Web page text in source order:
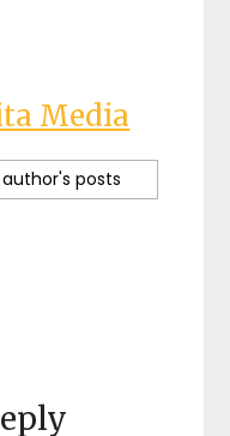
Media
author's posts